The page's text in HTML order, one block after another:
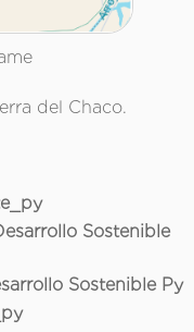
del Chaco.
Sostenible
Sostenible Py